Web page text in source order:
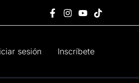
sesión Inscríbete